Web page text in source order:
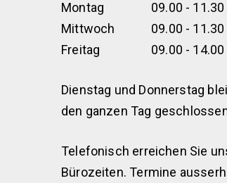
Montag 09.00 - 11.30
Mittwoch
09.00 - 11.30
Freitag
09.00 - 14.00
Dienstag und Donnerstag
den ganzen Tag
Telefonisch erreichen Sie
Bürozeiten. Termine